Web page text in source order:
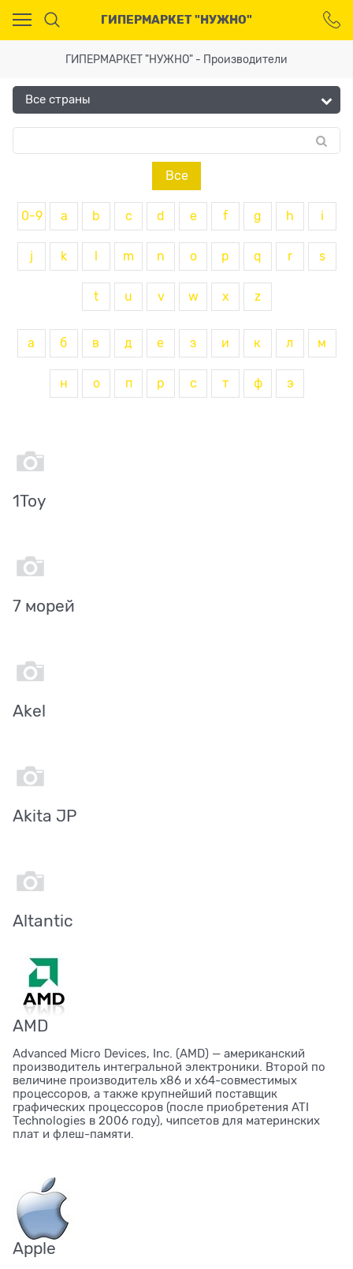
ГИПЕРМАРКЕТ "НУЖНО"
ГИПЕРМАРКЕТ "НУЖНО" - Производители
Все
0-9 a b c d e f g h i
j k m n o p q r s
t u v w x z
а б в д е з и к л м
н о п р с т ф э
1Toy
7 морей
Akel
Akita JP
Altantic
AMD
Advanced Micro Devices, Inc. (AMD) — американский
производитель интегральной электроники. Второй по
величине производитель x86 и x64-совместимых
процессоров, а также крупнейший поставщик
графических процессоров (после приобретения ATI
Technologies в 2006 году), чипсетов для материнских
плат и флеш-памяти.
Apple
Ваш город - Москва,
угадали?